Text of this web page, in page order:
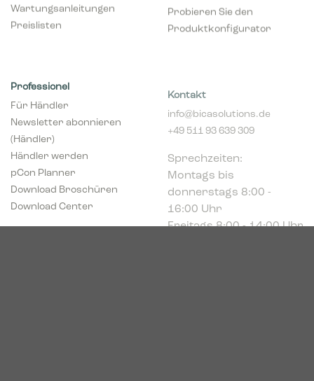
Wartungsanleitungen
Preislisten
Probieren Sie den
Produktkonfigurator
Professionel
Für Händler
Newsletter abonnieren
(Händler)
Händler werden
pCon Planner
Download Broschüren
Download Center
+49 511 93 639 309
Montags bis
donnerstags 8:00 -
16:00 Uhr
Freitags 8:00 - 14:00 Uhr